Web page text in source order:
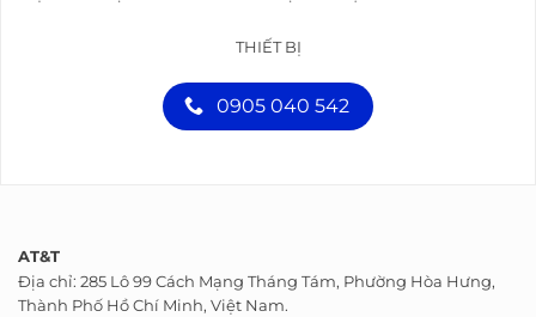
THIẾT BỊ
0905 040 542
AT&T
Địa chỉ: 285 Lô 99 Cách Mạng Tháng Tám, Phường Hòa Hưng,
Thành Phố Hồ Chí Minh, Việt Nam.